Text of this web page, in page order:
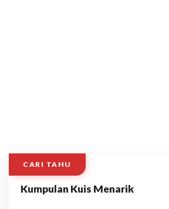
CARI TAHU
Kumpulan Kuis Menarik